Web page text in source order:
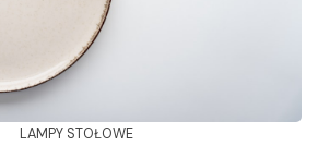
LAMPY STOŁOWE